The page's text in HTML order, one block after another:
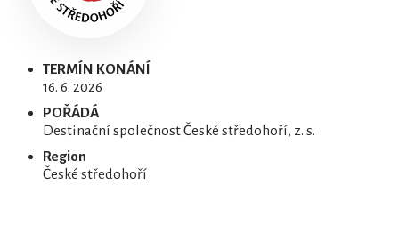
TERMÍN KONÁNÍ
16. 6. 2026
POŘÁDÁ
Destinační společnost České středohoří, z. s.
Region
České středohoří